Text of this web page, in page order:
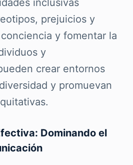
inclusivas
prejuicios y
y fomentar la
y
crear entornos
y promuevan
Dominando el